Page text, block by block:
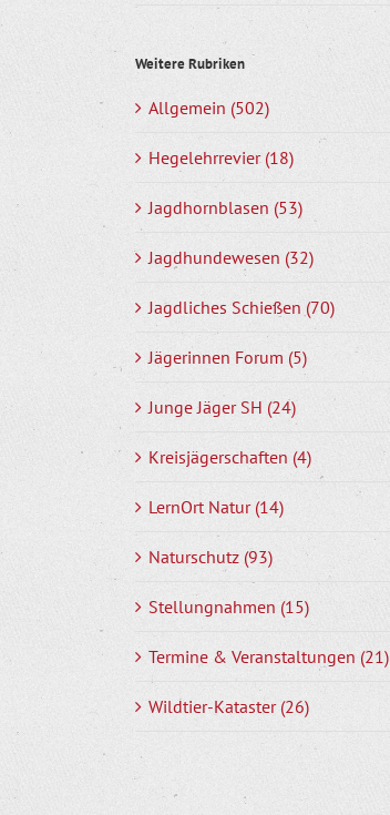
Weitere Rubriken
Allgemein (502)
Hegelehrrevier (18)
Jagdhornblasen (53)
Jagdhundewesen (32)
Jagdliches Schießen (70)
Jägerinnen Forum (5)
Junge Jäger SH (24)
Kreisjägerschaften (4)
LernOrt Natur (14)
Naturschutz (93)
Stellungnahmen (15)
Termine & Veranstaltungen (21)
Wildtier-Kataster (26)